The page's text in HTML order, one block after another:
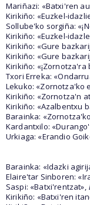
Mariñazi: «Batxi'ren
Kirikiño: «Euzkel-
Sollube'ko sorgiña:
Kirikiño: «Euzkel-
Kirikiño: «Gure
Kirikiño: «Gure
Kirikiño: «¡Zornotza'ra
Txori Erreka:
Lekuko: «Zornotza'ko
Kirikiño: «Zornotza'n
Kirikiño: «Azalbentxu
Barainka:
Kardantxilo:
Urkiaga: «Erandio
Barainka: «Idazki
Elaire'tar Sinboren:
Saspi: «Batxi'rentzat»,
Kirikiño: «Batxi'ren